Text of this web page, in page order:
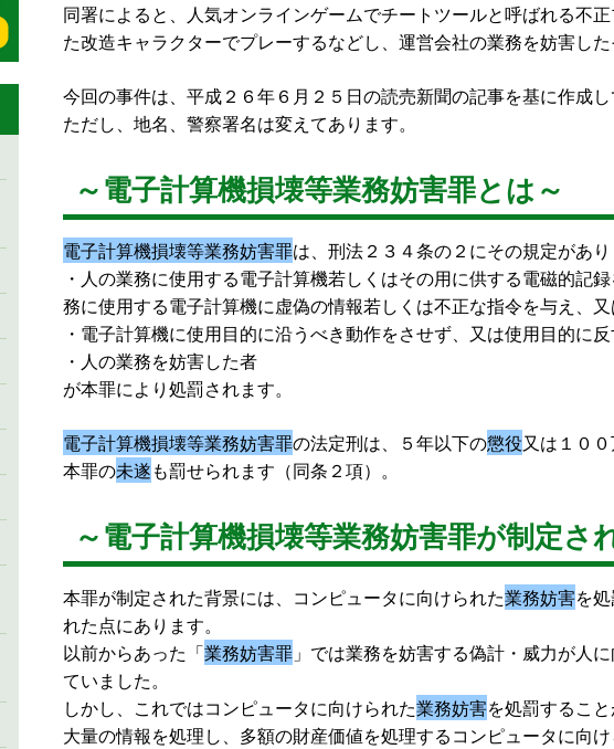
同署によると、人気オンラインゲームでチートツールと呼ばれる不
た改造キャラクターでプレーするなどし、運営会社の業務を妨害した
今回の事件は、平成２６年６月２５日の読売新聞の記事を基に作成し
ただし、地名、警察署名は変えてあります。
～電子計算機損壊等業務妨害罪とは～
電子計算機損壊等業務妨害罪は、刑法２３４条の２にその規定があり
・人の業務に使用する電子計算機若しくはその用に供する電磁的記
務に使用する電子計算機に虚偽の情報若しくは不正な指令を与え、又
・電子計算機に使用目的に沿うべき動作をさせず、又は使用目的に反
・人の業務を妨害した者
が本罪により処罰されます。
電子計算機損壊等業務妨害罪の法定刑は、５年以下の懲役又は１０
本罪の未遂も罰せられます（同条２項）。
～電子計算機損壊等業務妨害罪が制定さ
本罪が制定された背景には、コンピュータに向けられた業務妨害を
れた点にあります。
以前からあった「業務妨害罪 」では業務を妨害する偽計・威力が人
ていました。
しかし、これではコンピュータに向けられた業務妨害を処罰するこ
大量の情報を処理し、多額の財産価値を処理するコンピュータに向